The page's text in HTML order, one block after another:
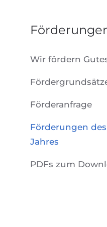
Wir fördern
Förderanfrage
Förderungen
Jahres
PDFs zum